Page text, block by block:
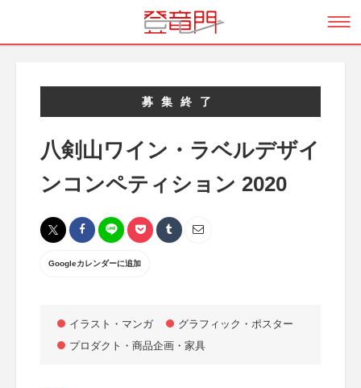
募集終了
八剣山ワイン・ラベルデザイ
ンコンペティション 2020
Googleカレンダーに追加
イラスト・マンガ
グラフィック・ポスター
プロダクト・商品企画・家具